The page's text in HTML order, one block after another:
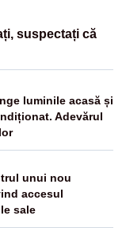
suspectați că
luminile acasă și
Adevărul
unui nou
accesul
sale